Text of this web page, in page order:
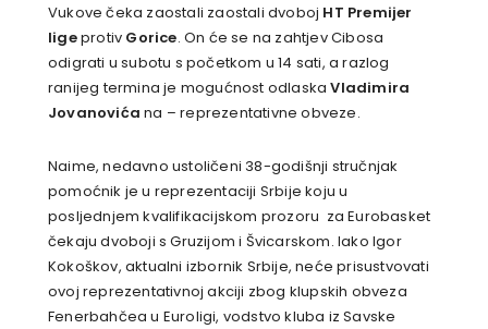
Vukove čeka zaostali zaostali dvoboj HT Premijer
ligeprotiv Gorice. On će se na zahtjev Cibosa
odigrati u subotu s početkom u 14 sati, a razlog
ranijeg termina je mogućnost odlaskaVladimira
Jovanovića na – reprezentativne obveze.
Naime, nedavno ustoličeni 38-godišnji stručnjak
pomoćnik je u reprezentaciji Srbije koju u
posljednjem kvalifikacijskom prozoru za Eurobasket
čekaju dvoboji s Gruzijom i Švicarskom. Iako Igor
Kokoškov, aktualni izbornik Srbije, neće prisustvovati
ovoj reprezentativnoj akciji zbog klupskih obveza
Fenerbahčea u Euroligi, vodstvo kluba iz Savske